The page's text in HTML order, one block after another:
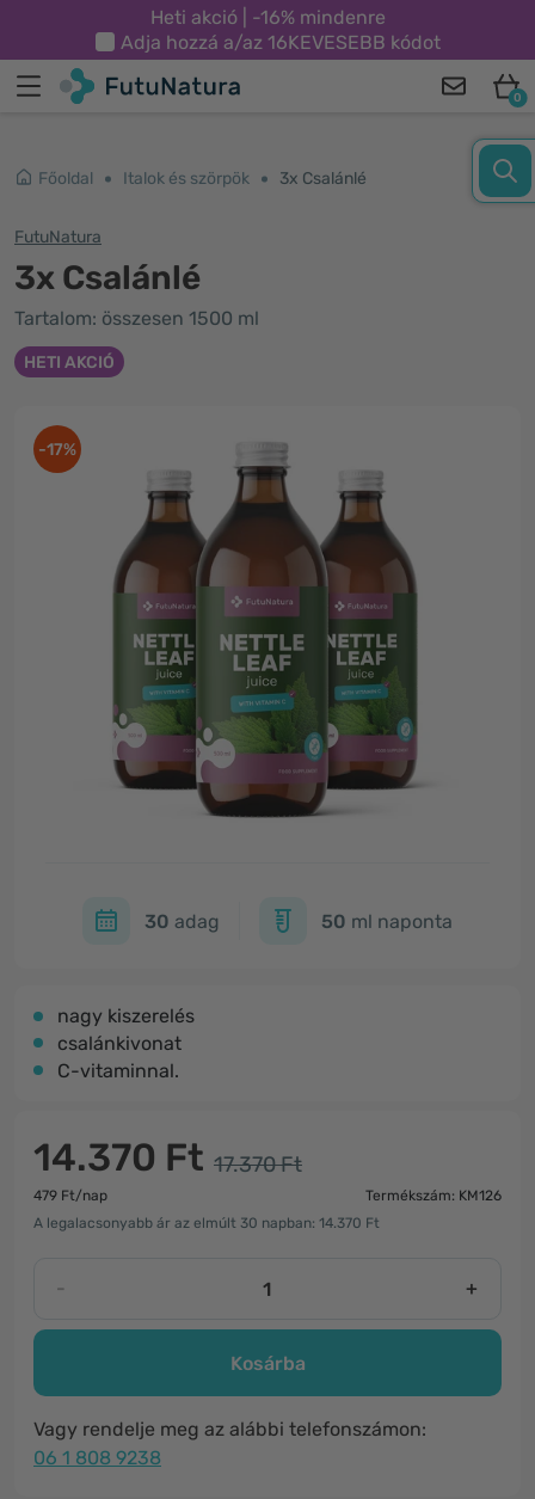
Heti akció | -16% mindenre
Adja hozzá a/az 16KEVESEBB kódot
0
Főoldal Italok és szörpök 3x Csalánlé
FutuNatura
3x Csalánlé
Tartalom: összesen 1500 ml
HETI AKCIÓ
-17%
30 adag 50 ml naponta
nagy kiszerelés
csalánkivonat
C-vitaminnal.
14.370 Ft 17.370 Ft
479 Ft/nap
Termékszám: KM126
A legalacsonyabb ár az elmúlt 30 napban: 14.370 Ft
- +
Kosárba
Vagy rendelje meg az alábbi telefonszámon:
06 1 808 9238